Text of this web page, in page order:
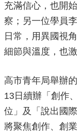
充滿信心，也開
察；另一位學員
日常，用異國視
細節與溫度，也
高市青年局舉辦
13日續辦「創作
位」及「說出國
將聚焦創作、創